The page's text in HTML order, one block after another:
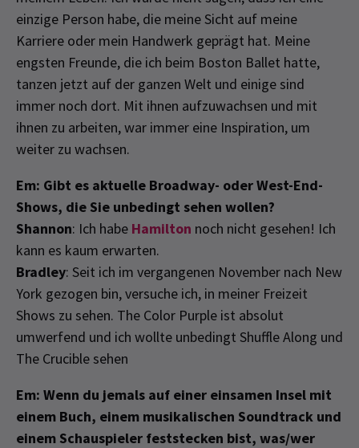
einzige Person habe, die meine Sicht auf meine
Karriere oder mein Handwerk geprägt hat. Meine
engsten Freunde, die ich beim Boston Ballet hatte,
tanzen jetzt auf der ganzen Welt und einige sind
immer noch dort. Mit ihnen aufzuwachsen und mit
ihnen zu arbeiten, war immer eine Inspiration, um
weiter zu wachsen.
Em: Gibt es aktuelle Broadway- oder West-End-
Shows, die Sie unbedingt sehen wollen?
Shannon: Ich habe Hamilton noch nicht gesehen! Ich
kann es kaum erwarten.
Bradley: Seit ich im vergangenen November nach New
York gezogen bin, versuche ich, in meiner Freizeit
Shows zu sehen. The Color Purple ist absolut
umwerfend und ich wollte unbedingt Shuffle Along und
The Crucible sehen
Em: Wenn du jemals auf einer einsamen Insel mit
einem Buch, einem musikalischen Soundtrack und
einem Schauspieler feststecken bist, was/wer